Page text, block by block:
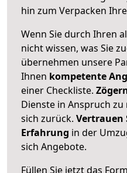
hin zum Verpacken
Wenn Sie durch Ihren
nicht wissen, was Sie
übernehmen unsere
Ihnen kompetente
einer Checkliste.
Dienste in Anspruch
sich zurück. Vertrauen
Erfahrung in der
sich Angebote.
Füllen Sie jetzt das